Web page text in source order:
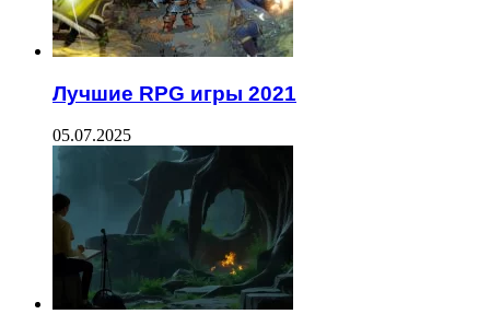
Лучшие RPG игры 2021
05.07.2025